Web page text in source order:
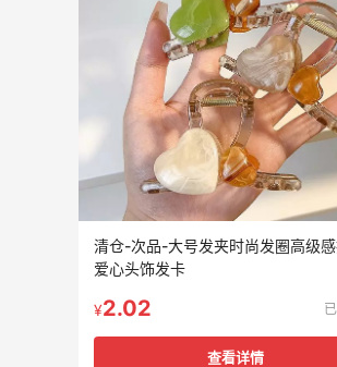
清仓-次品-大号发夹时尚发圈高级
爱心头饰发卡
¥2.02
查看详情